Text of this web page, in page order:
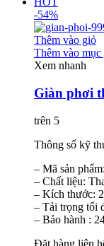
-54%
Thêm vào giỏ
Thêm vào mục
Xem nhanh
Giàn phơi
trên 5
Thông số kỹ
– Mã sản
– Chất liệu:
– Kích thước:
– Tải trọng tối
– Bảo hành :
Đặt hàng liên